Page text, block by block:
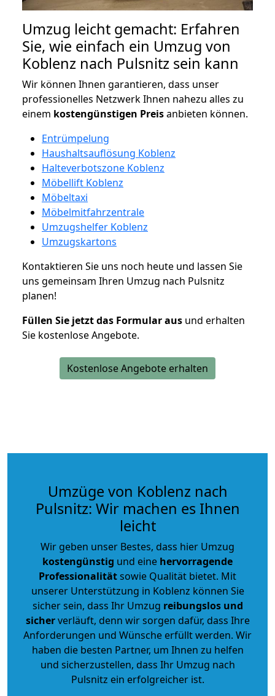
Umzug leicht gemacht: Erfahren
Sie, wie einfach ein Umzug von
Koblenz nach Pulsnitz sein kann
Wir können Ihnen garantieren, dass unser
professionelles Netzwerk Ihnen nahezu alles zu
einem kostengünstigen Preisanbieten können.
Entrümpelung
Haushaltsauflösung Koblenz
Halteverbotszone Koblenz
Möbellift Koblenz
Möbeltaxi
Möbelmitfahrzentrale
Umzugshelfer Koblenz
Umzugskartons
Kontaktieren Sie uns noch heute und lassen Sie
uns gemeinsam Ihren Umzug nach Pulsnitz
planen!
Füllen Sie jetzt das Formular aus und erhalten
Sie kostenlose Angebote.
Kostenlose Angebote erhalten
Umzüge von Koblenz nach
Pulsnitz: Wir machen es Ihnen
leicht
Wir geben unser Bestes, dass hier Umzug
kostengünstig und eine hervorragende
Professionalitätsowie Qualität bietet. Mit
unserer Unterstützung in Koblenz können Sie
sicher sein, dass Ihr Umzug reibungslos und
sicherverläuft, denn wir sorgen dafür, dass Ihre
Anforderungen und Wünsche erfüllt werden. Wir
haben die besten Partner, um Ihnen zu helfen
und sicherzustellen, dass Ihr Umzug nach
Pulsnitz ein erfolgreicher ist.